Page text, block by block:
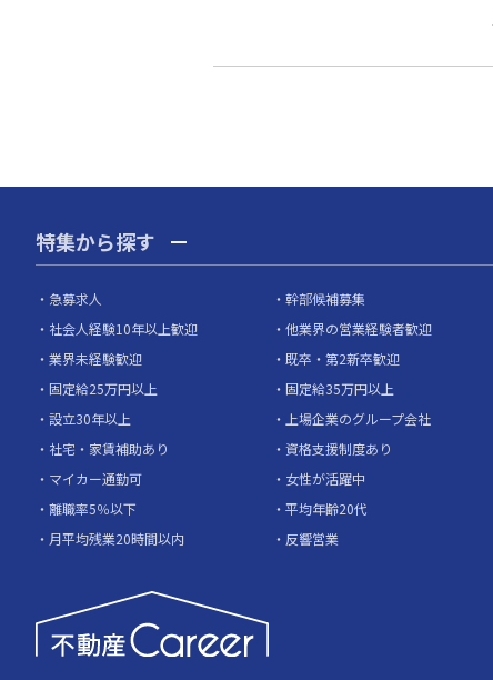
特集から探す
急募求人 幹部候補募集
社会人経験10年以上歓迎
他業界の営業経験者歓迎
業界未経験歓迎
既卒・第2新卒歓迎
固定給25万円以上
固定給35万円以上
設立30年以上
上場企業のグループ会社
社宅・家賃補助あり
資格支援制度あり
マイカー通勤可
女性が活躍中
離職率5％以下
平均年齢20代
月平均残業20時間以内
反響営業